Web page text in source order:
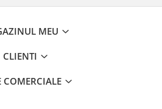
MEU
CLIENTI
COMERCIALE